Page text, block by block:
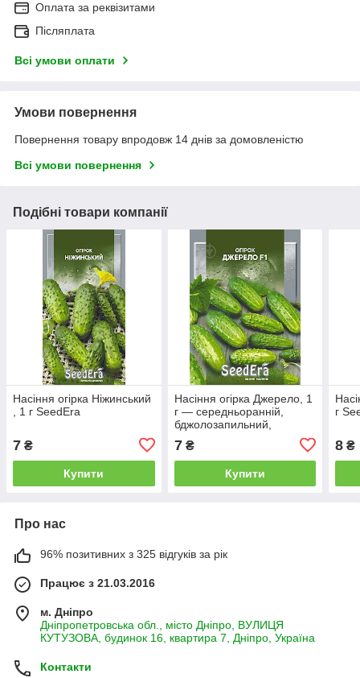
Оплата за реквізитами
Післяплата
Всі умови оплати
Умови повернення
Повернення товару впродовж 14 днів за домовленістю
Всі умови повернення
Подібні товари компанії
Насіння огірка Ніжинський
, 1 г SeedEra
7 ₴
Купити
Насіння огірка Джерело, 1
г — середньоранній,
бджолозапильний,
7₴
Купити
г
8 ₴
Про нас
96% позитивних з 325 відгуків за рік
Працює з 21.03.2016
м. Дніпро
Дніпропетровська обл., місто Дніпро, ВУЛИЦЯ
КУТУЗОВА, будинок 16, квартира 7, Дніпро, Україна
Контакти